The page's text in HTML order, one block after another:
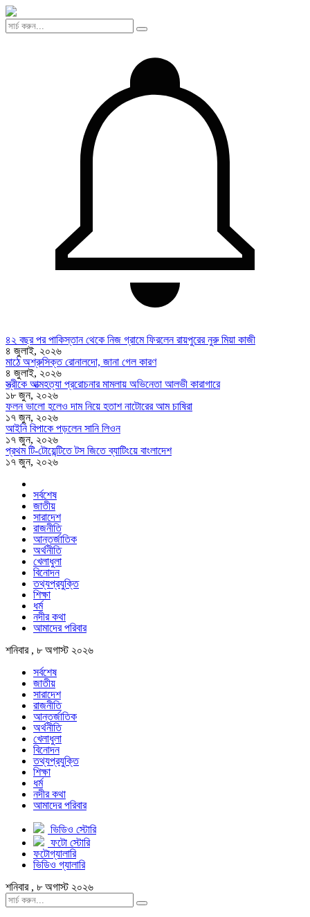
৪২ বছর পর পাকিস্তান থেকে নিজ গ্রামে ফিরলেন রায়পুরের নুরু মিয়া কাজী
৪ জুলাই, ২০২৬
মাঠে অশ্রুসিক্ত রোনালদো, জানা গেল কারণ
৪ জুলাই, ২০২৬
স্ত্রীকে আত্মহত্যা প্ররোচনার মামলায় অভিনেতা আলভী কারাগারে
১৮ জুন, ২০২৬
ফলন ভালো হলেও দাম নিয়ে হতাশ নাটোরের আম চাষিরা
১৭ জুন, ২০২৬
আইনি বিপাকে পড়লেন সানি লিওন
১৭ জুন, ২০২৬
প্রথম টি-টোয়েন্টিতে টস জিতে ব্যাটিংয়ে বাংলাদেশ
১৭ জুন, ২০২৬
সর্বশেষ
জাতীয়
সারাদেশ
রাজনীতি
আন্তর্জাতিক
অর্থনীতি
খেলাধুলা
বিনোদন
তথ্যপ্রযুক্তি
শিক্ষা
ধর্ম
নদীর কথা
আমাদের পরিবার
শনিবার , ৮ অগাস্ট ২০২৬
সর্বশেষ
জাতীয়
সারাদেশ
রাজনীতি
আন্তর্জাতিক
অর্থনীতি
খেলাধুলা
বিনোদন
তথ্যপ্রযুক্তি
শিক্ষা
ধর্ম
নদীর কথা
আমাদের পরিবার
ভিডিও স্টোরি
ফটো স্টোরি
ফটোগ্যালারি
ভিডিও গ্যালারি
শনিবার , ৮ অগাস্ট ২০২৬